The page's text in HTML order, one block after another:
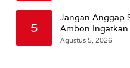
5
Jangan Anggap
Ambon
Perencanaan
Agustus 5, 2026